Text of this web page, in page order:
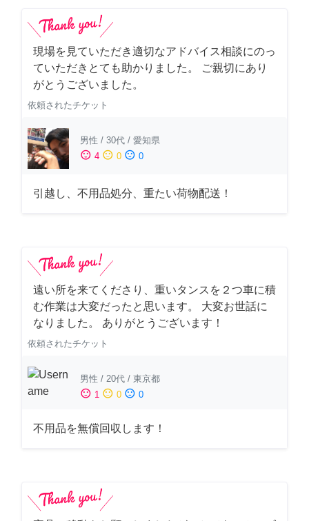
現場を見ていただき適切なアドバイス相談にのっ
ていただきとても助かりました。 ご親切にあり
がとうございました。
依頼されたチケット
男性 / 30代 / 愛知県
sentiment_satisfied 4 sentiment_neutral 0 sentiment_dissatisfied 0
引越し、不用品処分、重たい荷物配送！
遠い所を来てくださり、重いタンスを２つ車に積
む作業は大変だったと思います。 大変お世話に
なりました。 ありがとうございます！
依頼されたチケット
男性 / 20代 / 東京都
sentiment_satisfied 1 sentiment_neutral 0 sentiment_dissatisfied 0
不用品を無償回収します！